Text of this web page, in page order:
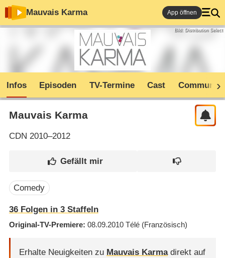
Mauvais Karma App öffnen
Bild: Distribution Select
Infos Episoden TV-Termine Cast Community
Mauvais Karma
CDN 2010–2012
Comedy
36Folgen in 3Staffeln
Original-TV-Premiere 08.09.2010 Télé (Französisch)
Erhalte Neuigkeiten zu Mauvais Karmadirekt auf